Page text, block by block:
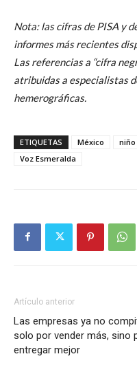
Nota: las cifras de PISA y
informes más recientes
Las referencias a “cifra
atribuidas a especialistas
hemerográficas.
ETIQUETAS México niño
Voz Esmeralda
Artículo anterior
Las empresas ya no
solo por vender más, sino
entregar mejor